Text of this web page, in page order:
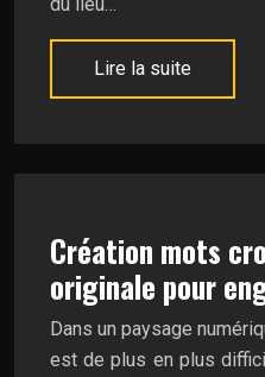
Lire la suite
Création mots
originale pour
Dans un paysage
est de plus en plus